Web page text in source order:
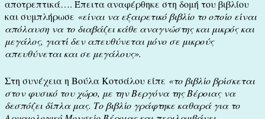
αποτρεπτικά…. Έπειτα αναφέρθηκε στη δομή του βιβλίου
και συμπλήρωσε «είναι να εξαιρετικό βιβλίο το οποίο είναι
απόλαυση να το διαβάζει κάθε αναγνώστης και μικρός και
μεγάλος, γιατί δεν απευθύνεται μόνο σε μικρούς
απευθύνεται και σε μεγάλους».
Στη συνέχεια η Βούλα Κοτσάλου είπε «το βιβλίο βρίσκεται
στον φυσικό του χώρο, με την Βεργόνα της Βέροιας να
δεσπόζει δίπλα μας. Το βιβλίο γράφτηκε καθαρά για το